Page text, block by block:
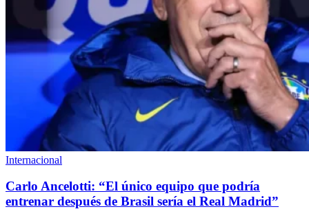
Internacional
Carlo Ancelotti: “El único equipo que podría
entrenar después de Brasil sería el Real Madrid”